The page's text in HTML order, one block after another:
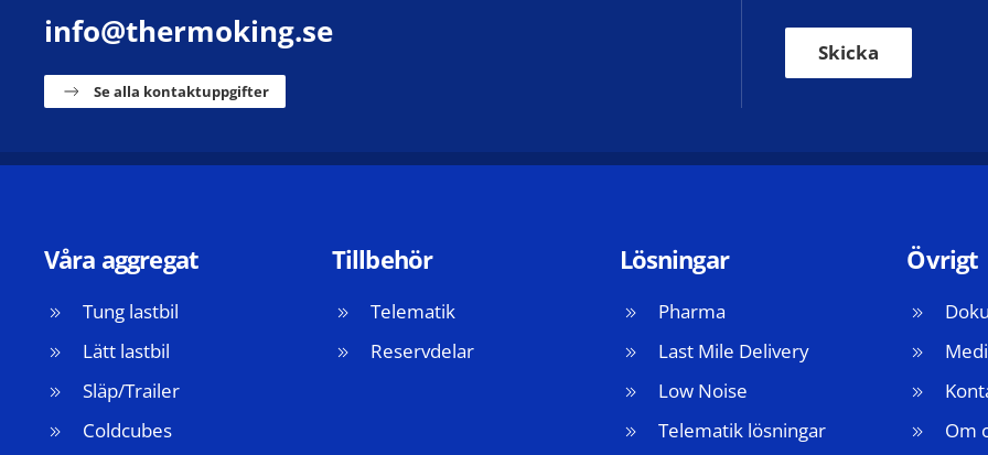
info@thermoking.se
Se alla kontaktuppgifter
Skicka
Våra aggregat
Tung lastbil
Lätt lastbil
Släp/Trailer
Coldcubes
Tillbehör
Telematik
Reservdelar
Lösningar
Pharma
Last Mile Delivery
Low Noise
Telematik lösningar
Övrigt
Om